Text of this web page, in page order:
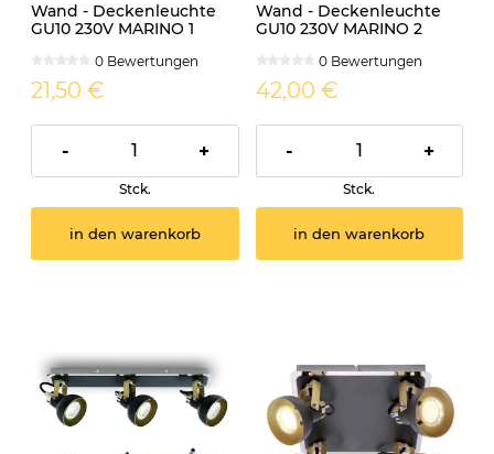
Wand - Deckenleuchte
GU10 230V MARINO 1
0 Bewertungen
21,50 €
- +
Stck.
in den warenkorb
Wand - Deckenleuchte
GU10 230V MARINO 2
0 Bewertungen
42,00 €
- +
Stck.
in den warenkorb